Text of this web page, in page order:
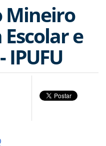
Mineiro
e
IPUFU